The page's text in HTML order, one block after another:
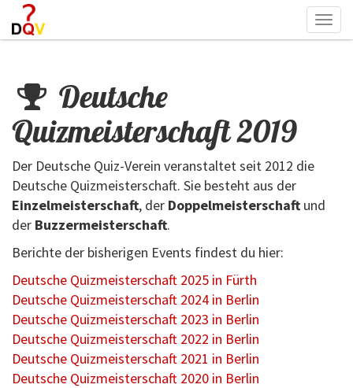
Deutsche
Quizmeisterschaft 2019
Der Deutsche Quiz-Verein veranstaltet seit 2012 die
Deutsche Quizmeisterschaft. Sie besteht aus der
Einzelmeisterschaft, der Doppelmeisterschaft und
der Buzzermeisterschaft.
Berichte der bisherigen Events findest du hier:
Deutsche Quizmeisterschaft 2025 in Fürth
Deutsche Quizmeisterschaft 2024 in Berlin
Deutsche Quizmeisterschaft 2023 in Berlin
Deutsche Quizmeisterschaft 2022 in Berlin
Deutsche Quizmeisterschaft 2021 in Berlin
Deutsche Quizmeisterschaft 2020 in Berlin